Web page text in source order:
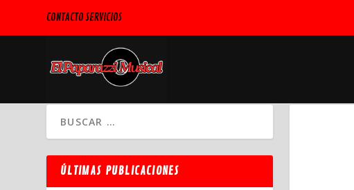
CONTACTO SERVICIOS
ÚLTIMAS PUBLICACIONES